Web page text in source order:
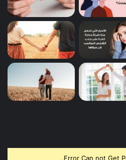
Error Can not Get